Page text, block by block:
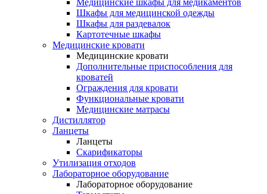
Медицинские шкафы для медикаментов
Шкафы для медицинской одежды
Шкафы для раздевалок
Картотечные шкафы
Медицинские кровати
Медицинские кровати
Дополнительные приспособления для
кроватей
Ограждения для кровати
Функциональные кровати
Медицинские матрасы
Дистиллятор
Ланцеты
Ланцеты
Скарификаторы
Утилизация отходов
Лабораторное оборудование
Лабораторное оборудование